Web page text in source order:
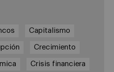
Capitalismo
Crecimiento
Crisis financiera